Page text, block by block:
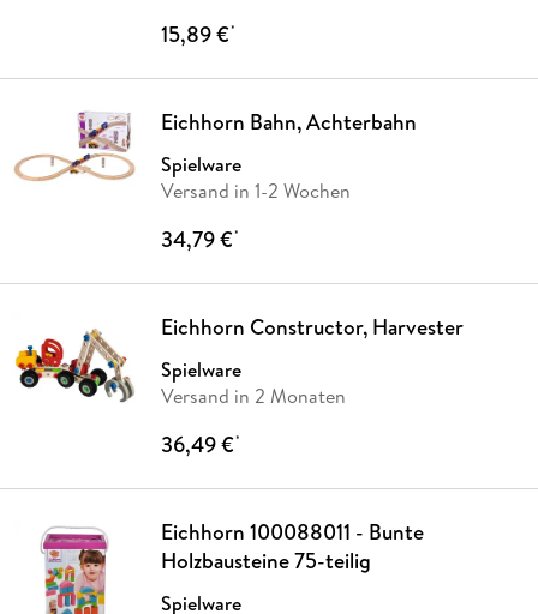
15,89 €*
Eichhorn Bahn, Achterbahn
Spielware
Versand in 1-2 Wochen
34,79 €*
Eichhorn Constructor, Harvester
Spielware
Versand in 2 Monaten
36,49 €*
Eichhorn 100088011 - Bunte
Holzbausteine 75-teilig
Spielware